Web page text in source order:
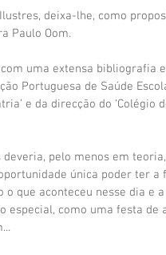
Ilustres, deixa-lhe, como
Paulo Oom.
uma extensa bibliografia
Portuguesa de Saúde
e da direcção do ‘Colégio
pelo menos em
única poder ter
o que aconteceu nesse dia e
especial, como uma festa